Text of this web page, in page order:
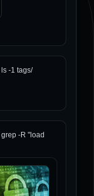
ls -1 tags/
grep -R "load